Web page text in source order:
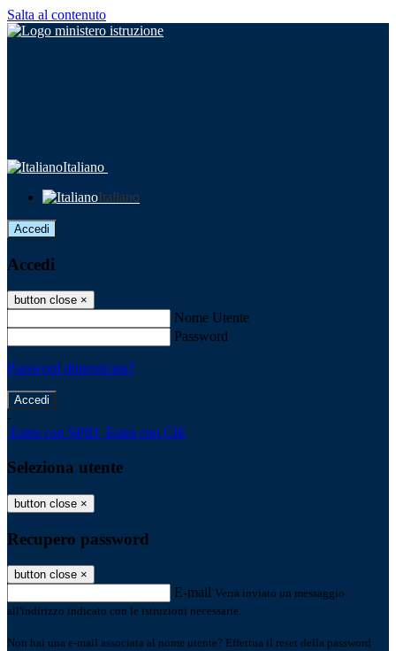
Salta al contenuto
Italiano
Italiano
Accedi
Accedi
button close ×
Nome Utente
Password
Password dimenticata?
-
Entra con SPID Entra con CIE
Seleziona utente
button close ×
Recupero password
button close ×
E-mail Verrà inviato un messaggio
all'indirizzo indicato con le istruzioni necessarie.
Non hai una e-mail associata al nome utente? Effettua il reset della password